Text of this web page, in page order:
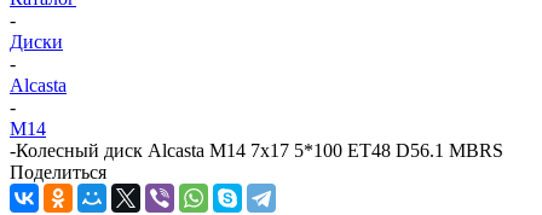
-
Диски
-
Alcasta
-
M14
-Колесный диск Alcasta M14 7x17 5*100 ET48 D56.1 MBRS
Поделиться